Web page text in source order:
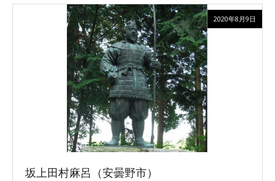
坂上田村麻呂（安曇野市）
2020年8月9日